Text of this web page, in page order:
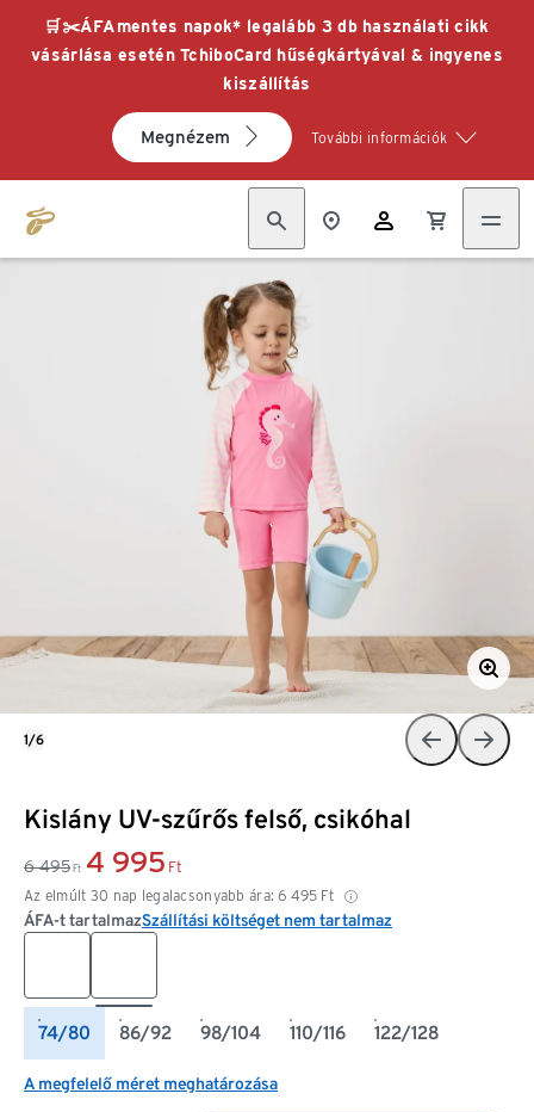
🛒✂️ÁFAmentes napok* legalább 3 db használati cikk
vásárlása esetén TchiboCard hűségkártyával & ingyenes
kiszállítás
Megnézem További információk
Kislány UV-szűrős felső, csikóhal
6 495 Ft 4 995 Ft
Az elmúlt 30 nap legalacsonyabb ára: 6 495 Ft
ÁFA-t tartalmazSzállítási költséget nem tartalmaz
74/80 86/92 98/104 110/116 122/128
A megfelelő méret meghatározása
1/6